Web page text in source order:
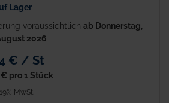
Lager
voraussichtlich ab Donnerstag,
2026
€ / St
€ pro 1 Stück
MwSt.